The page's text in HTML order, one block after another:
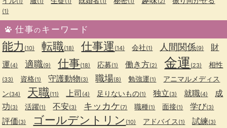
(1)
仕事のキーワード
能力 (10) 転職(18) 仕事運 (14) 会社(1) 人間関係(9)
財
運(4) 適職(9) 仕事(18) 応募(1) 働き方(2) 金運 (23) 相性
(33) 資格(1) 守護動物(3) 職場(8) 勉強運(1)
アニマルメディス
ン(34) 天職(11) 上司 (4) 足りないもの(1) 独立(3) 就職(4)
成
功(3) 活躍(1) 不安(3) キッカケ(7) 職種(1) 面接(1) 学び(3)
評価(3) ゴールデントリン (10) アドバイス (1) 試練(3)